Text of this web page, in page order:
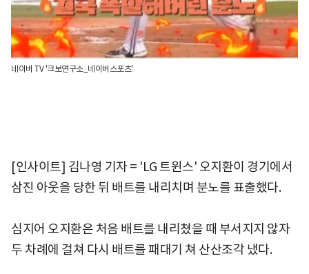
네이버 TV '크보연구소_네이버스포츠'
[인사이트] 김나영 기자 = 'LG 트윈스' 오지환이 경기에서
삼진 아웃을 당한 뒤 배트를 내리치며 분노를 표출했다.
심지어 오지환은 처음 배트를 내리쳤을 때 부서지지 않자
두 차례에 걸쳐 다시 배트를 패대기 쳐 산산조각 냈다.